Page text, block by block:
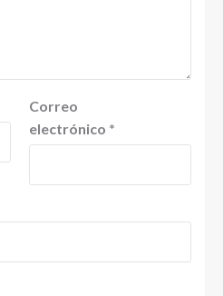
Correo
electrónico *